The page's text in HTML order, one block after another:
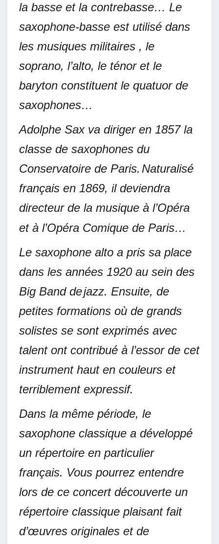
la basse et la contrebasse… Le
saxophone-basse est utilisé dans
les musiques militaires , le
soprano, l’alto, le ténor et le
baryton constituent le quatuor de
saxophones…
Adolphe Sax va diriger en 1857 la
classe de saxophones du
Conservatoire de Paris. Naturalisé
français en 1869, il deviendra
directeur de la musique à l’Opéra
et à l’Opéra Comique de Paris…
Le saxophone alto a pris sa place
dans les années 1920 au sein des
Big Band dejazz. Ensuite, de
petites formations où de grands
solistes se sont exprimés avec
talent ont contribué à l’essor de cet
instrument haut en couleurs et
terriblement expressif.
Dans la même période, le
saxophone classique a développé
un répertoire en particulier
français. Vous pourrez entendre
lors de ce concert découverte un
répertoire classique plaisant fait
d’œuvres originales et de